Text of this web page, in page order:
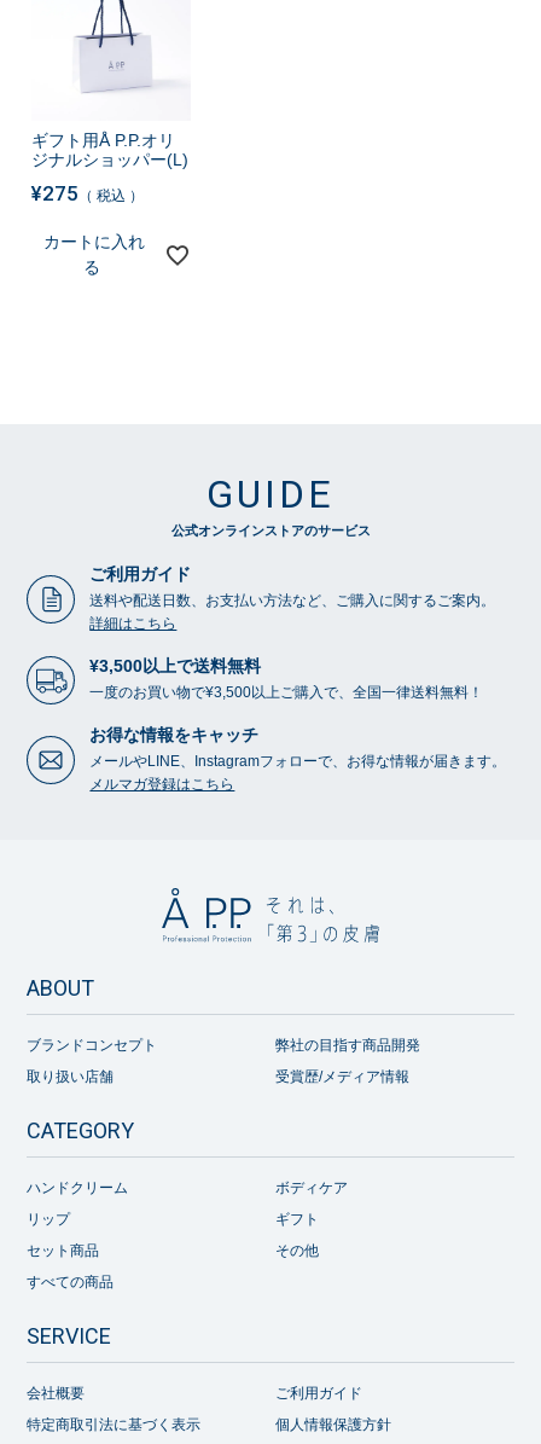
ギフト用Å P.P.オリ
ジナルショッパー(L)
¥275 税込
カートに入れ
る
GUIDE
公式オンラインストアのサービス
ご利用ガイド
送料や配送日数、お支払い方法など、ご購入に関するご案内。
詳細はこちら
¥3,500以上で送料無料
一度のお買い物で¥3,500以上ご購入で、全国一律送料無料！
お得な情報をキャッチ
メールやLINE、Instagramフォローで、お得な情報が届きます。
メルマガ登録はこちら
ABOUT
ブランドコンセプト
弊社の目指す商品開発
取り扱い店舗
受賞歴/メディア情報
CATEGORY
ハンドクリーム
ボディケア
リップ
ギフト
セット商品
その他
すべての商品
SERVICE
会社概要
ご利用ガイド
特定商取引法に基づく表示
個人情報保護方針